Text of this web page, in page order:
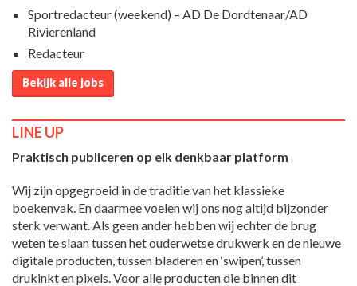
Sportredacteur (weekend) – AD De Dordtenaar/AD
Rivierenland
Redacteur
Bekijk alle jobs
LINE UP
Praktisch publiceren op elk denkbaar platform
Wij zijn opgegroeid in de traditie van het klassieke
boekenvak. En daarmee voelen wij ons nog altijd bijzonder
sterk verwant. Als geen ander hebben wij echter de brug
weten te slaan tussen het ouderwetse drukwerk en de nieuwe
digitale producten, tussen bladeren en ‘swipen’, tussen
drukinkt en pixels. Voor alle producten die binnen dit